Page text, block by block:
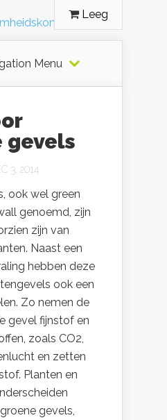
Leeg
Menu
gevels
3, 2014
ook wel green
genoemd, zijn
zijn van
Naast een
hebben deze
ook een
Zo nemen de
gevel fijnstof en
zoals CO2,
en zetten
Planten en
gevels,